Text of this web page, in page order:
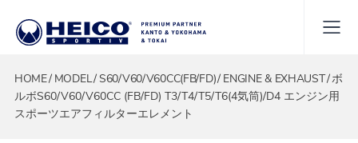
HOME MODEL S60/V60/V60CC(FB/FD) ENGINE & EXHAUST ボ
ルボS60/V60/V60CC (FB/FD) T3/T4/T5/T6(4気筒)/D4 エンジン用
スポーツエアフィルターエレメント